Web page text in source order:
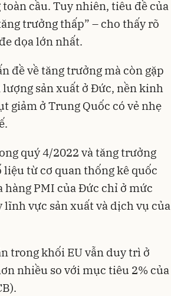
cầu. Tuy nhiên, tiêu đề của
trưởng thấp” – cho thấy rõ
dọa lớn nhất.
đề về tăng trưởng mà còn gặp
lượng sản xuất ở Đức, nền kinh
giảm ở Trung Quốc có vẻ nhẹ
quý 4/2022 và tăng trưởng
liệu từ cơ quan thống kê quốc
hàng PMI của Đức chỉ ở mức
vực sản xuất và dịch vụ của
trong khối EU vẫn duy trì ở
nhiều so với mục tiêu 2% của